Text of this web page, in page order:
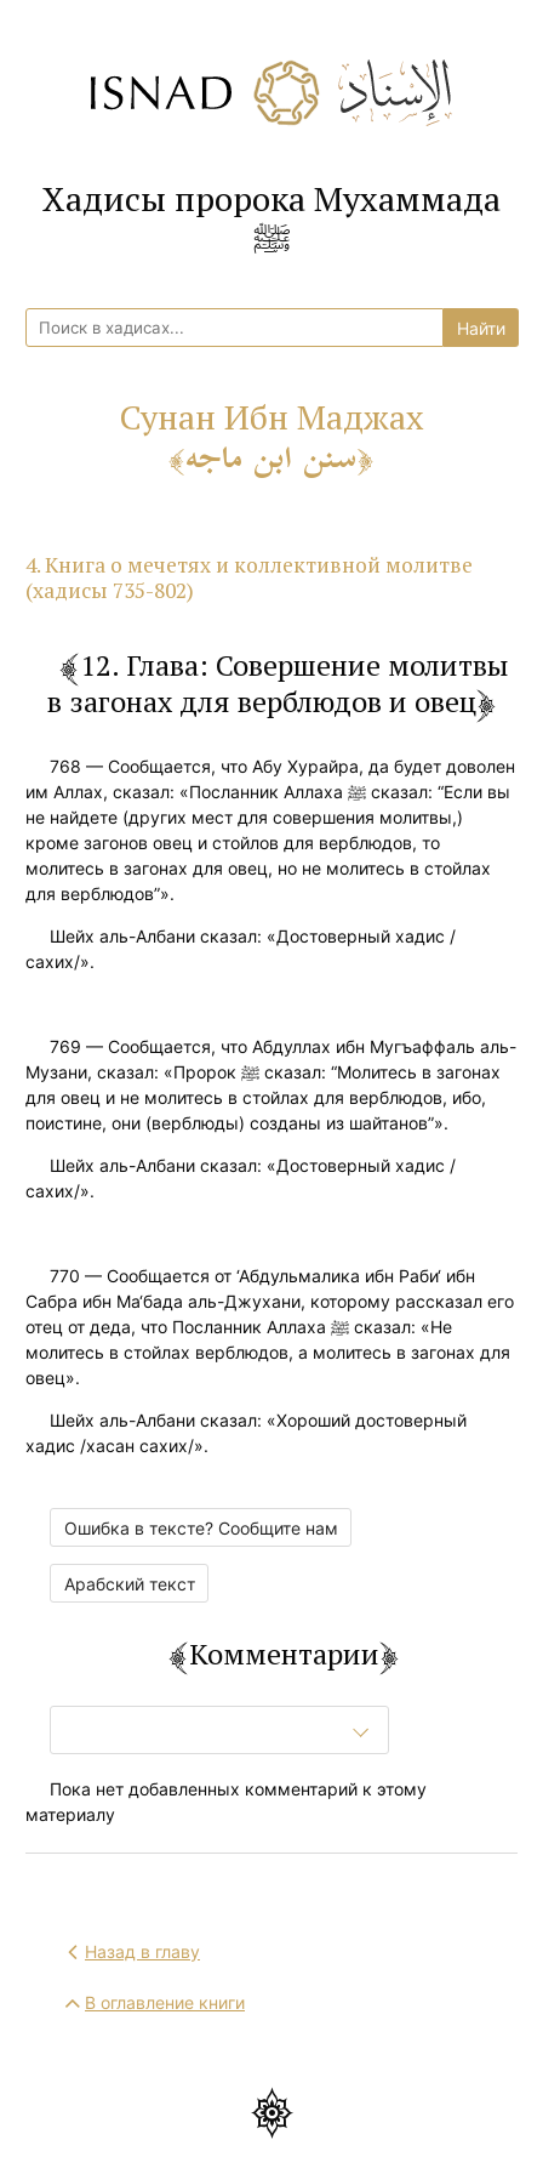
Хадисы пророка Мухаммада
ﷺ
Сунан Ибн Маджах
سنن ابن ماجه
4. Книга о мечетях и коллективной молитве
(хадисы 735-802)
12. Глава: Совершение молитвы
в загонах для верблюдов и овец
768 — Сообщается, что Абу Хурайра, да будет доволен
им Аллах, сказал: «Посланник Аллаха ﷺ сказал: “Если вы
не найдете (других мест для совершения молитвы,)
кроме загонов овец и стойлов для верблюдов, то
молитесь в загонах для овец, но не молитесь в стойлах
для верблюдов”».
Шейх аль-Албани сказал: «Достоверный хадис /
сахих/».
769 — Сообщается, что Абдуллах ибн Мугъаффаль аль-
Музани, сказал: «Пророк ﷺ сказал: “Молитесь в загонах
для овец и не молитесь в стойлах для верблюдов, ибо,
поистине, они (верблюды) созданы из шайтанов”».
Шейх аль-Албани сказал: «Достоверный хадис /
сахих/».
770 — Сообщается от ‘Абдульмалика ибн Раби‘ ибн
Сабра ибн Ма‘бада аль-Джухани, которому рассказал его
отец от деда, что Посланник Аллаха ﷺ сказал: «Не
молитесь в стойлах верблюдов, а молитесь в загонах для
овец».
Шейх аль-Албани сказал: «Хороший достоверный
хадис /хасан сахих/».
Ошибка в тексте? Сообщите нам
Арабский текст
Комментарии
Пока нет добавленных комментарий к этому
материалу
Назад в главу
В оглавление книги